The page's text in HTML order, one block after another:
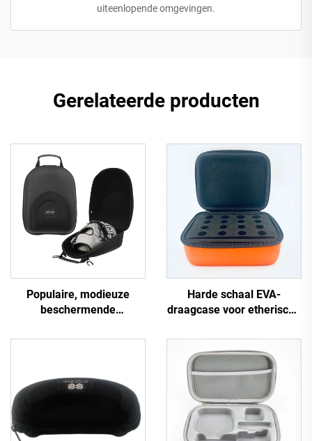
uiteenlopende omgevingen.
Gerelateerde producten
Populaire, modieuze
beschermende
petkist, reiskoffer,
Harde schaal EVA-
draagcase voor etherische
voor flessen met
etherische oliën